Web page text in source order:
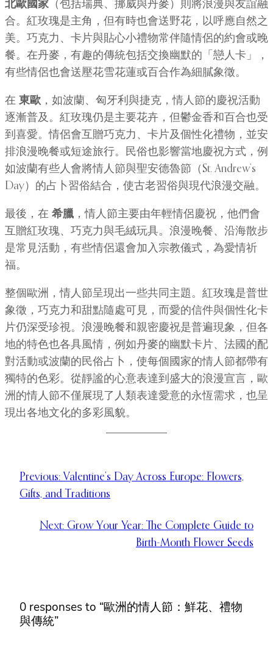
北歐國家 （包括瑞典、挪威與丹麥）則將浪漫與友誼融
合。紅玫瑰是主角，但有時也會送野花，以呼應自然之
美。巧克力、卡片與貼心小禮物常伴隨情侶的約會或晚
餐。在丹麥，有趣的傳統包括交換幽默的「戀人卡」，
有些情侶也會送壓花雪花蓮或百合作為細膩象徵。
在 東歐 ，如波蘭、匈牙利與捷克，情人節的慶祝活動
逐漸普及。紅玫瑰仍是主要花卉，但鬱金香和百合也受
到喜愛。情侶會互贈巧克力、卡片及個性化禮物，並安
排浪漫晚餐或短途旅行。民俗也影響當地慶祝方式，例
如波蘭有些人會將情人節與聖安德魯節（St. Andrew’s
Day）的占卜習俗結合，使古老習俗與現代浪漫交融。
最後，在 希臘 ，情人節主要由年輕情侶慶祝，他們會
互贈紅玫瑰、巧克力與毛絨玩具。浪漫晚餐、沿海散步
是常見活動，有些情侶還會加入宗教儀式，為愛情祈
福。
整個歐洲，情人節呈現出一些共同主題。紅玫瑰是普世
象徵，巧克力和甜點隨處可見，而愛的信件與個性化卡
片仍深受珍視。浪漫晚餐和親密慶祝是普遍現象，但各
地的特色也各具風情，例如丹麥的幽默卡片、法國的配
對活動或波蘭的民俗占卜，使每個國家的情人節都帶有
獨特的色彩。從靜謐的心意表達到盛大的浪漫宣言，歐
洲的情人節不僅展現了人類表達愛意的永恆需求，也呈
現出各地文化的多彩風貌。
Previous: Valentine’s Day Across Europe: Flowers,
Gifts, and Traditions
Next: Grow Your Year: The Complete Guide to
Birth-Month Flower Seeds
0 responses to “歐洲的情人節：鮮花、禮物
與傳統”